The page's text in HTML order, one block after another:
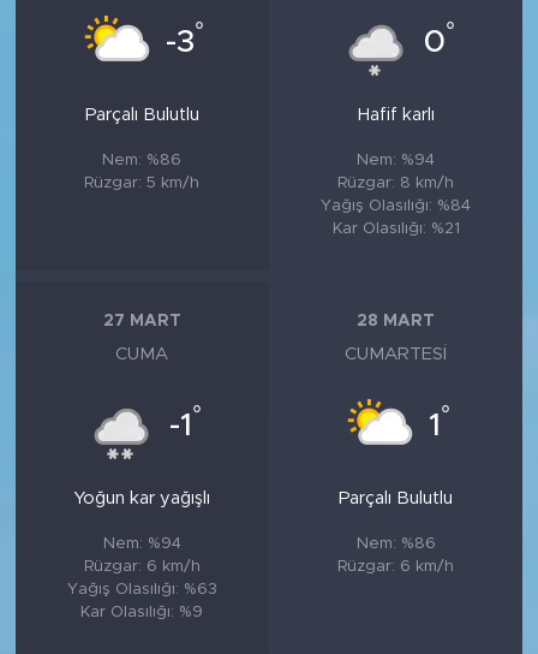
-3°
Parçalı Bulutlu
Nem: %86
Rüzgar: 5 km/h
0°
Hafif karlı
Nem: %94
Rüzgar: 8 km/h
Yağış Olasılığı: %84
Kar Olasılığı: %21
27 MART
CUMA
-1 °
Yoğun kar yağışlı
Nem: %94
Rüzgar: 6 km/h
Yağış Olasılığı: %63
Kar Olasılığı: %9
28 MART
CUMARTESI
1 °
Parçalı Bulutlu
Nem: %86
Rüzgar: 6 km/h